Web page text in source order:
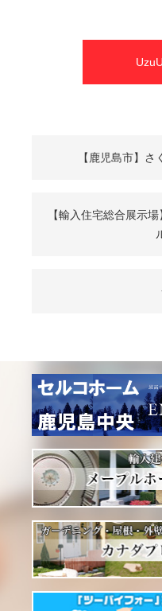
【鹿児島市】
【輸入住宅総合展示